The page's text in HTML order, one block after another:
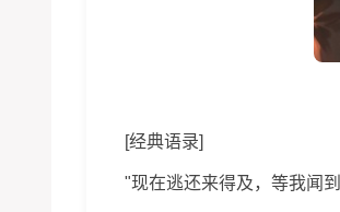
[经典语录]
"现在逃还来得及，等我闻